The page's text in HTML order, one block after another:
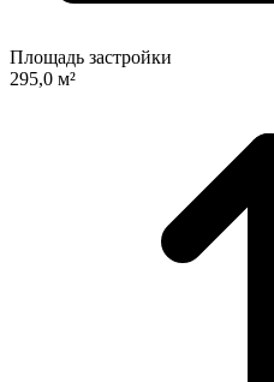
Площадь застройки
295,0 м²